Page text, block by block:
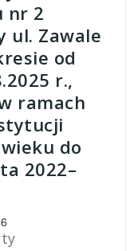
nr 2
ul. Zawale
od
r.,
ramach
do
2022–